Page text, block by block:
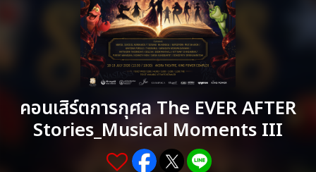
คอนเสิร์ตการกุศล The EVER AFTER
Stories_Musical Moments III